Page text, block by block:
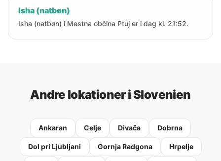
Isha (natbøn)
Isha (natbøn) i Mestna občina Ptuj er i dag kl. 21:52.
Andre lokationer i Slovenien
Ankaran Celje Divača Dobrna
Dol pri Ljubljani Gornja Radgona Hrpelje